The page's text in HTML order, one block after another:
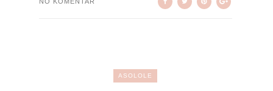
ASOLOLE